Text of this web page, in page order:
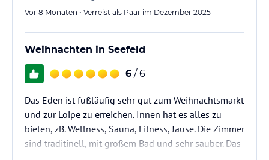
Vor 8 Monaten • Verreist als Paar im Dezember 2025
Weihnachten in Seefeld
6 / 6
Das Eden ist fußläufig sehr gut zum Weihnachtsmarkt
und zur Loipe zu erreichen. Innen hat es alles zu
bieten, zB. Wellness, Sauna, Fitness, Jause. Die Zimmer
sind traditinell, mit großem Bad und sehr sauber. Das